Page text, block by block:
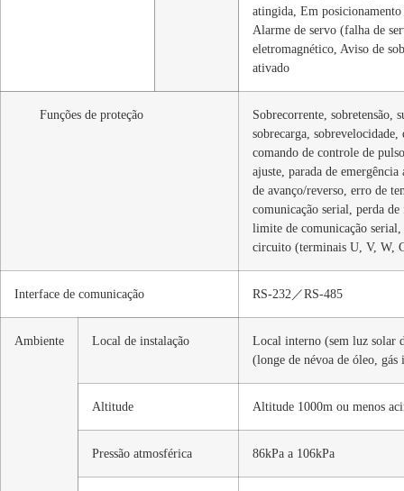
atingida, Em
Alarme de servo (falha de
eletromagnético, Aviso de
ativado
Funções de proteção
Sobrecorrente, sobretensão,
sobrecarga,
comando de controle de
ajuste, parada de
de avanço/reverso, erro de
comunicação serial, perda
limite de comunicação
circuito (terminais U, V, W,
Interface de comunicação RS-232／RS-485
Ambiente Local de instalação
Local interno (sem luz solar
(longe de névoa de óleo,
Altitude Altitude 1000m ou menos
Pressão atmosférica 86kPa a 106kPa